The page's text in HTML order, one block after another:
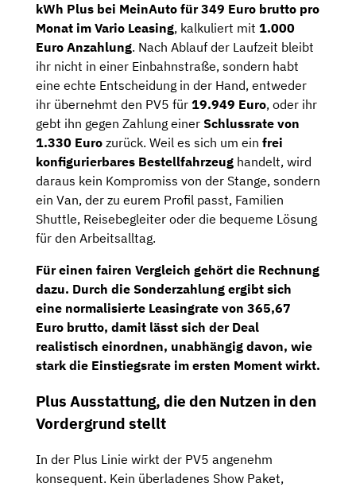
kWh Plus bei MeinAuto für 349 Euro brutto pro
Monat im Vario Leasing, kalkuliert mit 1.000
Euro Anzahlung. Nach Ablauf der Laufzeit bleibt
ihr nicht in einer Einbahnstraße, sondern habt
eine echte Entscheidung in der Hand, entweder
ihr übernehmt den PV5 für 19.949 Euro, oder ihr
gebt ihn gegen Zahlung einer Schlussrate von
1.330 Euro zurück. Weil es sich um ein frei
konfigurierbares Bestellfahrzeug handelt, wird
daraus kein Kompromiss von der Stange, sondern
ein Van, der zu eurem Profil passt, Familien
Shuttle, Reisebegleiter oder die bequeme Lösung
für den Arbeitsalltag.
Für einen fairen Vergleich gehört die Rechnung
dazu. Durch die Sonderzahlung ergibt sich
eine normalisierte Leasingrate von 365,67
Euro brutto, damit lässt sich der Deal
realistisch einordnen, unabhängig davon, wie
stark die Einstiegsrate im ersten Moment wirkt.
Plus Ausstattung, die den Nutzen in den
Vordergrund stellt
In der Plus Linie wirkt der PV5 angenehm
konsequent. Kein überladenes Show Paket,